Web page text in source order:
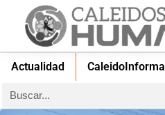
Actualidad CaleidoInforma